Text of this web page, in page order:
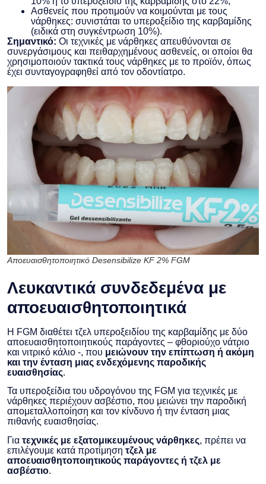
Ασθενείς που προτιμούν να κοιμούνται με τους
νάρθηκες: συνιστάται το υπεροξείδιο της καρβαμίδης
(ειδικά στη συγκέντρωση 10%).
Σημαντικό: Οι τεχνικές με νάρθηκες απευθύνονται σε
συνεργάσιμους και πειθαρχημένους ασθενείς, οι οποίοι θα
χρησιμοποιούν τακτικά τους νάρθηκες με το προϊόν, όπως
έχει συνταγογραφηθεί από τον οδοντίατρο.
Αποευαισθητοποιητικό Desensibilize KF 2% FGM
Λευκαντικά συνδεδεμένα με
αποευαισθητοποιητικά
Η FGM διαθέτει τζελ υπεροξειδίου της καρβαμίδης με δύο
αποευαισθητοποιητικούς παράγοντες – φθοριούχο νάτριο
και νιτρικό κάλιο -, που μειώνουν την επίπτωση ή ακόμη
και την ένταση μιας ενδεχόμενης παροδικής
ευαισθησίας.
Τα υπεροξείδια του υδρογόνου της FGM για τεχνικές με
νάρθηκες περιέχουν ασβέστιο, που μειώνει την παροδική
απομεταλλοποίηση και τον κίνδυνο ή την ένταση μιας
πιθανής ευαισθησίας.
Για τεχνικές με εξατομικευμένους νάρθηκες, πρέπει να
επιλέγουμε κατά προτίμηση τζελ με
αποευαισθητοποιητικούς παράγοντες ή τζελ με
ασβέστιο.